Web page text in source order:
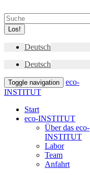
Los!
Deutsch
Deutsch
Toggle navigation
eco-
INSTITUT
Start
eco-INSTITUT
Über das eco-
INSTITUT
Labor
Team
Anfahrt